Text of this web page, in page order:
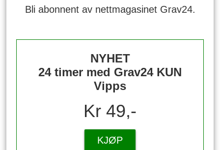
Bli abonnent av nettmagasinet Grav24.
NYHET
24 timer med Grav24 KUN
Vipps
Kr 49,-
KJØP